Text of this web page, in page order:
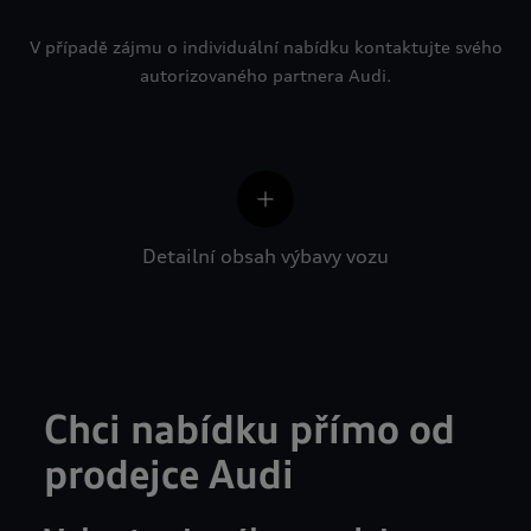
V případě zájmu o individuální nabídku kontaktujte svého
autorizovaného partnera Audi.
Detailní obsah výbavy vozu